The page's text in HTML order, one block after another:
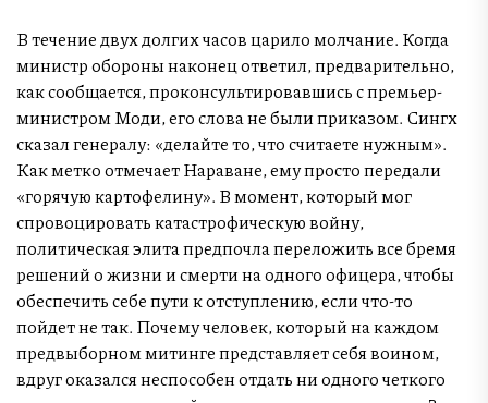
В течение двух долгих часов царило молчание. Когда
министр обороны наконец ответил, предварительно,
как сообщается, проконсультировавшись с премьер-
министром Моди, его слова не были приказом. Сингх
сказал генералу: «делайте то, что считаете нужным».
Как метко отмечает Нараване, ему просто передали
«горячую картофелину». В момент, который мог
спровоцировать катастрофическую войну,
политическая элита предпочла переложить все бремя
решений о жизни и смерти на одного офицера, чтобы
обеспечить себе пути к отступлению, если что-то
пойдет не так. Почему человек, который на каждом
предвыборном митинге представляет себя воином,
вдруг оказался неспособен отдать ни одного четкого